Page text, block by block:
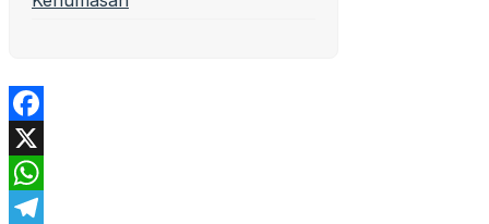
Facebook
X
WhatsApp